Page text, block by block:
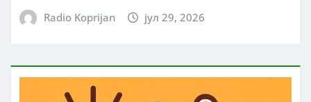
Radio Koprijan јул 29, 2026